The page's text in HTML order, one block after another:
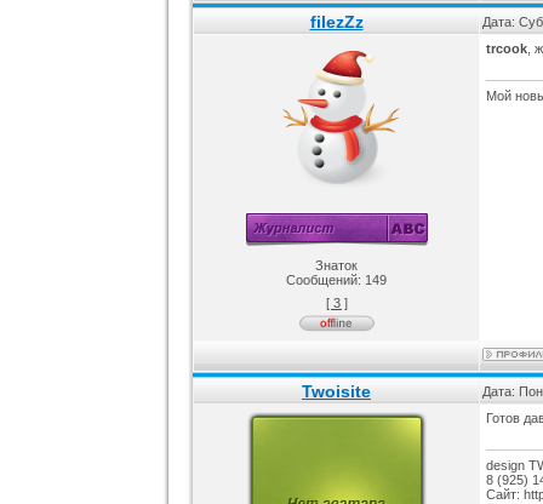
filezZz Дата:
Знаток
Сообщений: 149
[ 3 ]
trcook ,
Мой
Twoisite Дата:
Готов
design
8 (925)
Сайт: